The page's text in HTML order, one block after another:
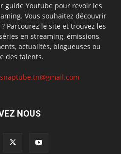
guide Youtube pour revoir les
Vous souhaitez découvrir
Parcourez le site et trouvez les
en streaming, émissions,
actualités, blogueuses ou
des talents.
snaptube.tn@gmail.com
NOUS